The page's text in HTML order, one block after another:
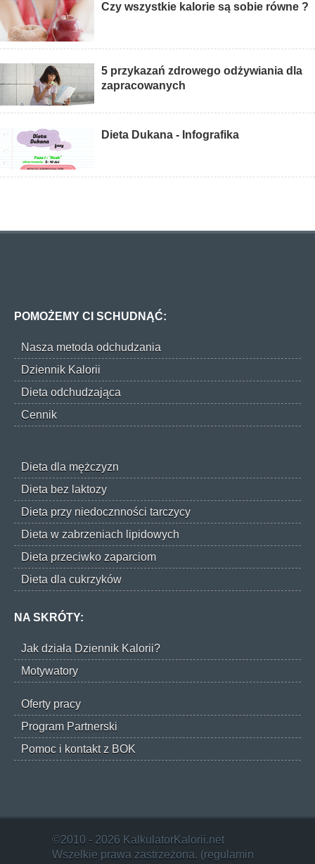
Czy wszystkie kalorie są sobie równe ?
5 przykazań zdrowego odżywiania dla
zapracowanych
Dieta Dukana - Infografika
POMOŻEMY CI SCHUDNĄĆ:
Nasza metoda odchudzania
Dziennik Kalorii
Dieta odchudzająca
Cennik
Dieta dla mężczyzn
Dieta bez laktozy
Dieta przy niedocznności tarczycy
Dieta w zabrzeniach lipidowych
Dieta przeciwko zaparciom
Dieta dla cukrzyków
NA SKRÓTY:
Jak działa Dziennik Kalorii?
Motywatory
Oferty pracy
Program Partnerski
Pomoc i kontakt z BOK
©2010 - 2026 KalkulatorKalorii.net
Wszelkie prawa zastrzeżona. (regulamin